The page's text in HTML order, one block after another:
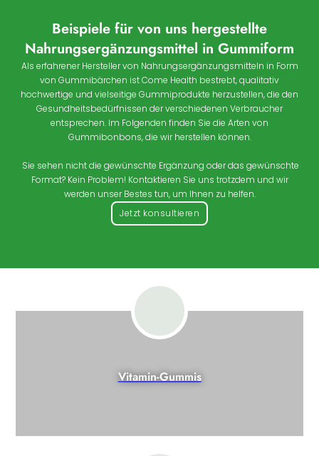
Beispiele für von uns hergestellte
Nahrungsergänzungsmittel in Gummiform
Als erfahrener Hersteller von Nahrungsergänzungsmitteln in Form
von Gummibärchen ist Come Health bestrebt, qualitativ
hochwertige und vielseitige Gummiprodukte herzustellen, die den
Gesundheitsbedürfnissen der verschiedenen Verbraucher
entsprechen. Im Folgenden finden Sie die Arten von
Gummibonbons, die wir herstellen können.
Sie sehen nicht die gewünschte Ergänzung oder das gewünschte
Format? Kein Problem! Kontaktieren Sie uns trotzdem und wir
werden unser Bestes tun, um Ihnen zu helfen.
Jetzt konsultieren
Vitamin-Gummis